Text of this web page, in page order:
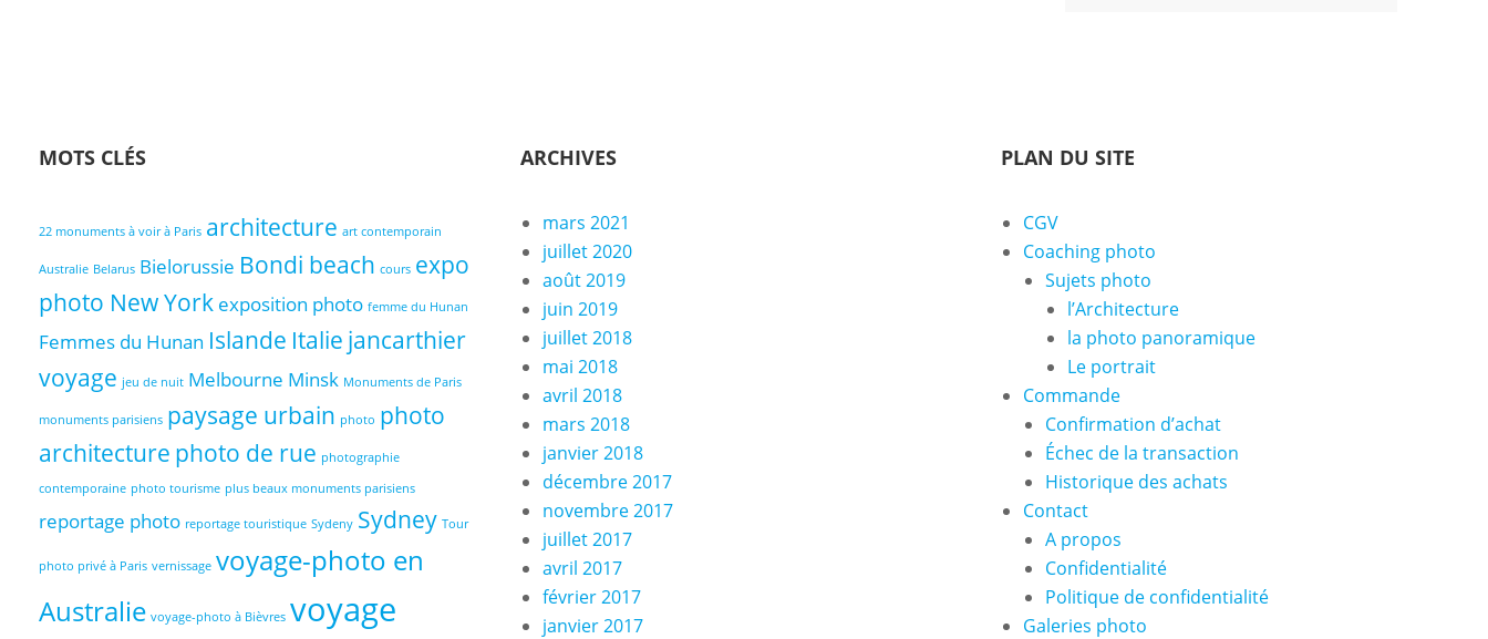
MOTS CLÉS
22 monuments à voir à Paris architecture art contemporain
Australie Belarus Bielorussie Bondi beach cours expo
photo New York exposition photo femme du Hunan
Femmes du Hunan Islande Italie jancarthier
voyage jeu de nuit Melbourne Minsk Monuments de Paris
monuments parisiens paysage urbain photo photo
architecture photo de rue photographie
contemporaine photo tourisme plus beaux monuments parisiens
reportage photo reportage touristique Sydeny Sydney Tour
photo privé à Paris vernissage voyage-photo en
Australie voyage-photo à Bièvres voyage
ARCHIVES
mars 2021
juillet 2020
août 2019
juin 2019
juillet 2018
mai 2018
avril 2018
mars 2018
janvier 2018
décembre 2017
novembre 2017
juillet 2017
avril 2017
février 2017
janvier 2017
PLAN DU SITE
CGV
Coaching photo
Sujets photo
l’Architecture
la photo panoramique
Le portrait
Commande
Confirmation d’achat
Échec de la transaction
Historique des achats
Contact
A propos
Confidentialité
Politique de confidentialité
Galeries photo